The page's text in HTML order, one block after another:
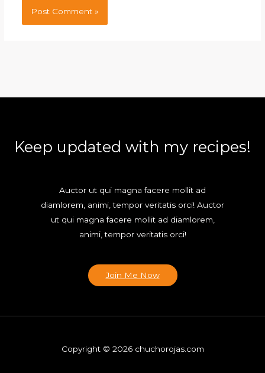
Keep updated with my recipes!
Auctor ut qui magna facere mollit ad
diamlorem, animi, tempor veritatis orci! Auctor
ut qui magna facere mollit ad diamlorem,
animi, tempor veritatis orci!
Join Me Now
Copyright © 2026 chuchorojas.com